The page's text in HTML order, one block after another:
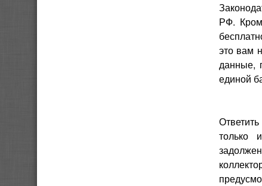
РФ.
это вам
данные,
единой
только